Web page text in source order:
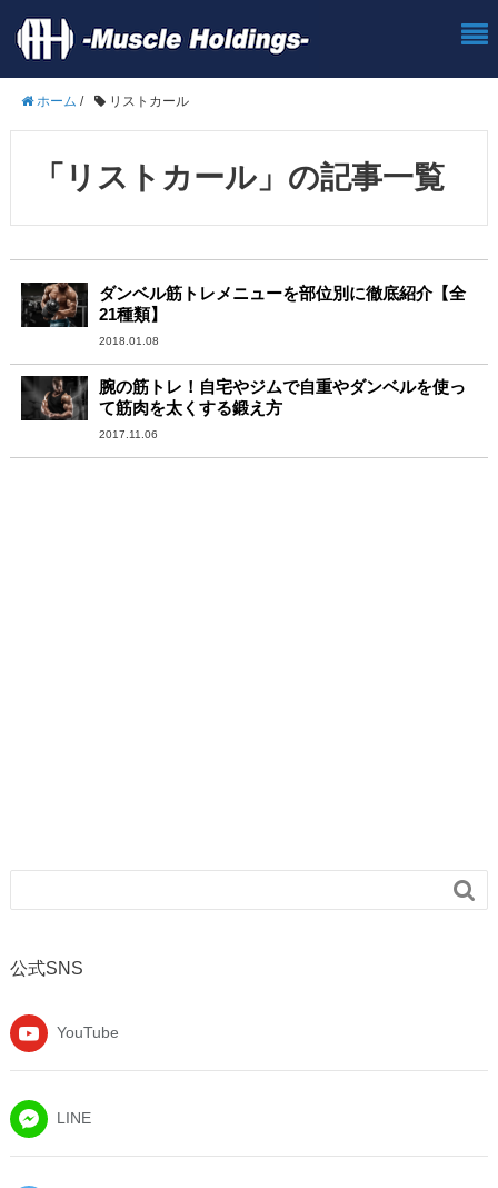
ホーム / リストカール
「リストカール」の記事一覧
ダンベル筋トレメニューを部位別に徹底紹介【全
21種類】
2018.01.08
腕の筋トレ！自宅やジムで自重やダンベルを使っ
て筋肉を太くする鍛え方
2017.11.06

公式SNS
YouTube
LINE